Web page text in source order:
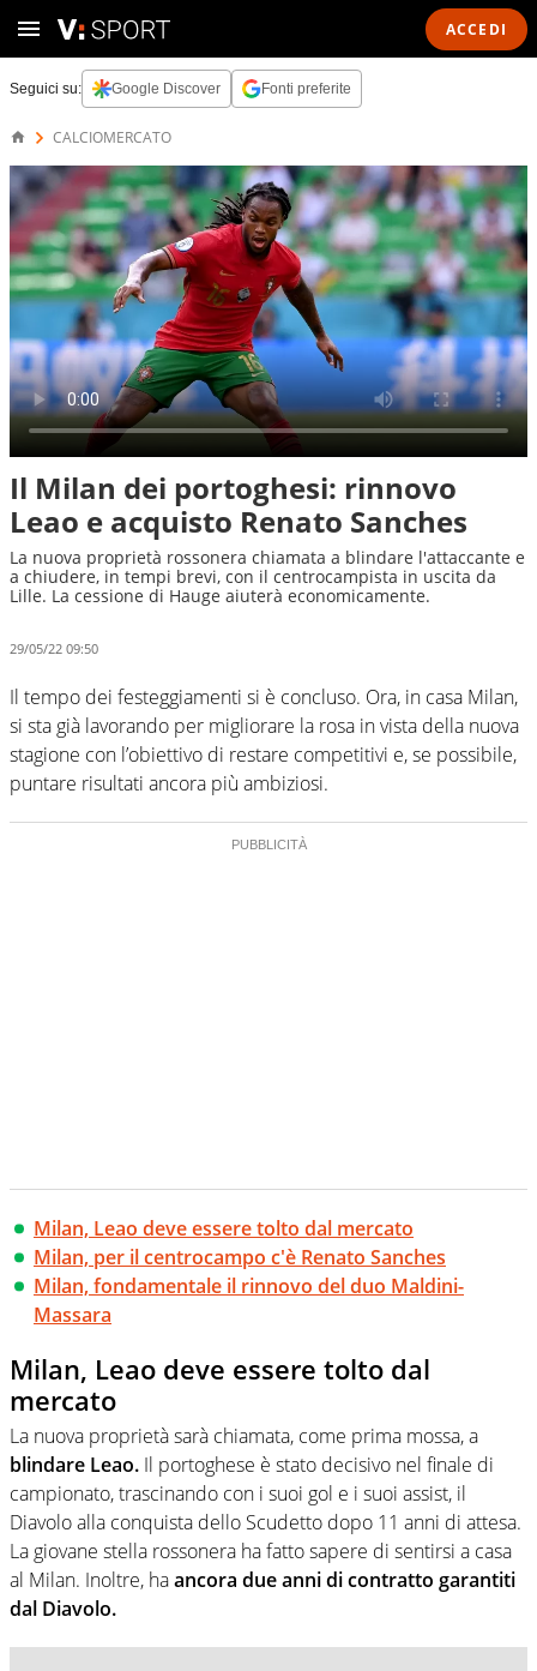
ACCEDI
Seguici su: Google Discover Fonti preferite
CALCIOMERCATO
Il Milan dei portoghesi: rinnovo
Leao e acquisto Renato Sanches
La nuova proprietà rossonera chiamata a blindare l'attaccante e
a chiudere, in tempi brevi, con il centrocampista in uscita da
Lille. La cessione di Hauge aiuterà economicamente.
29/05/22 09:50
Il tempo dei festeggiamenti si è concluso. Ora, in casa Milan,
si sta già lavorando per migliorare la rosa in vista della nuova
stagione con l’obiettivo di restare competitivi e, se possibile,
puntare risultati ancora più ambiziosi.
Milan, Leao deve essere tolto dal mercato
Milan, per il centrocampo c'è Renato Sanches
Milan, fondamentale il rinnovo del duo Maldini-
Massara
Milan, Leao deve essere tolto dal
mercato
La nuova proprietà sarà chiamata, come prima mossa, a
blindare Leao. Il portoghese è stato decisivo nel finale di
campionato, trascinando con i suoi gol e i suoi assist, il
Diavolo alla conquista dello Scudetto dopo 11 anni di attesa.
La giovane stella rossonera ha fatto sapere di sentirsi a casa
al Milan. Inoltre, haancora due anni di contratto garantiti
dal Diavolo.